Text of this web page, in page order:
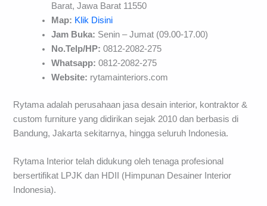
Barat, Jawa Barat 11550
Map: Klik Disini
Jam Buka: Senin – Jumat (09.00-17.00)
No.Telp/HP: 0812-2082-275
Whatsapp: 0812-2082-275
Website: rytamainteriors.com
Rytama adalah perusahaan jasa desain interior, kontraktor &
custom furniture yang didirikan sejak 2010 dan berbasis di
Bandung, Jakarta sekitarnya, hingga seluruh Indonesia.
Rytama Interior telah didukung oleh tenaga profesional
bersertifikat LPJK dan HDII (Himpunan Desainer Interior
Indonesia).